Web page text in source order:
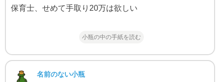
保育士、せめて手取り20万は欲しい
小瓶の中の手紙を読む
名前のない小瓶